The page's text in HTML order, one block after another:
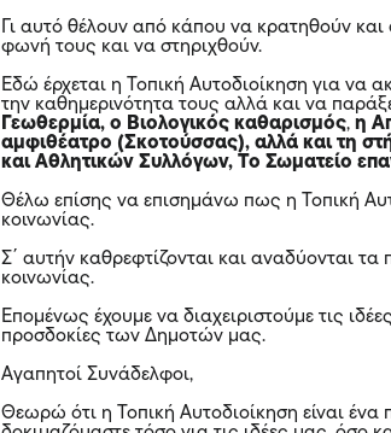
Γι αυτό θέλουν από κάπου να κρατηθούν
φωνή τους και να στηριχθούν.
Εδώ έρχεται η Τοπική Αυτοδιοίκηση για να
την καθημερινότητα τους αλλά και να
Γεωθερμία, ο Βιολογικός καθαρισμός,η
αμφιθέατρο (Σκοτούσσας), αλλά και τη
και Αθλητικών Συλλόγων, Το Σωματείο
Θέλω επίσης να επισημάνω πως η Τοπική
κοινωνίας.
Σ΄ αυτήν καθρεφτίζονται και αναδύονται
κοινωνίας.
Επομένως έχουμε να διαχειριστούμε τις
προσδοκίες των Δημοτών μας.
Αγαπητοί Συνάδελφοι,
Θεωρώ ότι η Τοπική Αυτοδιοίκηση είναι